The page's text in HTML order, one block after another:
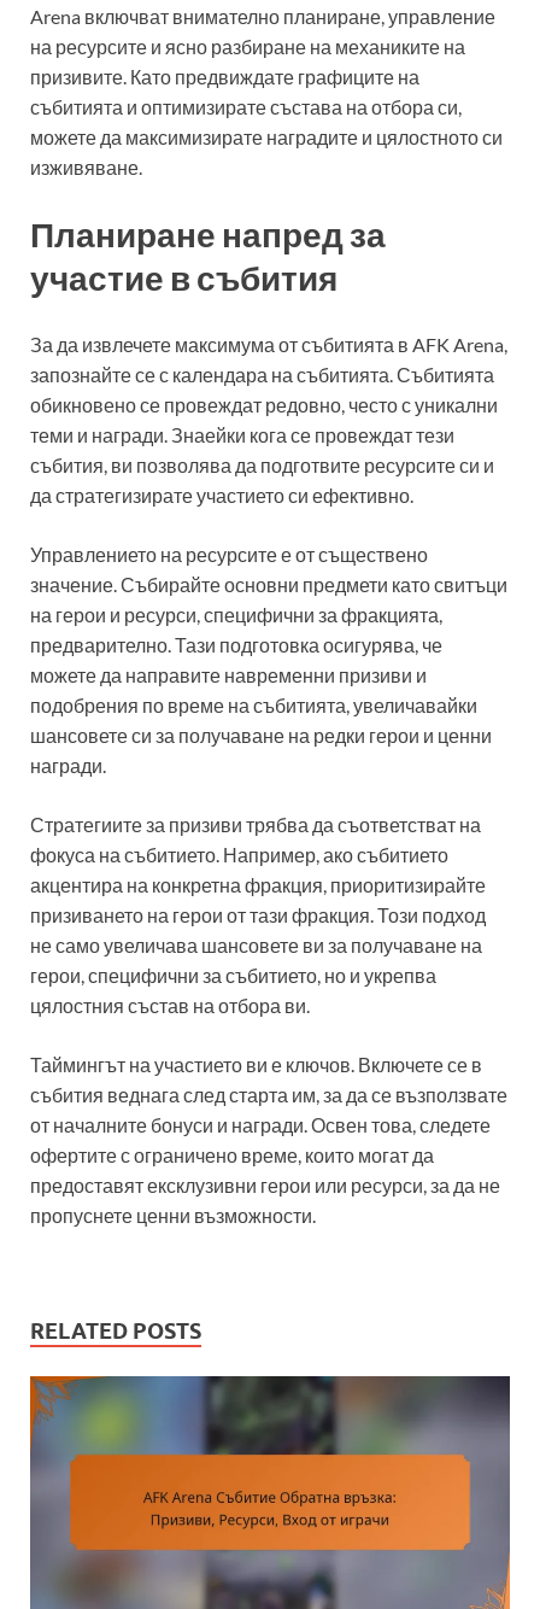
Arena включват внимателно планиране, управление
на ресурсите и ясно разбиране на механиките на
призивите. Като предвиждате графиците на
събитията и оптимизирате състава на отбора си,
можете да максимизирате наградите и цялостното си
изживяване.
Планиране напред за
участие в събития
За да извлечете максимума от събитията в AFK Arena,
запознайте се с календара на събитията. Събитията
обикновено се провеждат редовно, често с уникални
теми и награди. Знаейки кога се провеждат тези
събития, ви позволява да подготвите ресурсите си и
да стратегизирате участието си ефективно.
Управлението на ресурсите е от съществено
значение. Събирайте основни предмети като свитъци
на герои и ресурси, специфични за фракцията,
предварително. Тази подготовка осигурява, че
можете да направите навременни призиви и
подобрения по време на събитията, увеличавайки
шансовете си за получаване на редки герои и ценни
награди.
Стратегиите за призиви трябва да съответстват на
фокуса на събитието. Например, ако събитието
акцентира на конкретна фракция, приоритизирайте
призиването на герои от тази фракция. Този подход
не само увеличава шансовете ви за получаване на
герои, специфични за събитието, но и укрепва
цялостния състав на отбора ви.
Таймингът на участието ви е ключов. Включете се в
събития веднага след старта им, за да се възползвате
от началните бонуси и награди. Освен това, следете
офертите с ограничено време, които могат да
предоставят ексклузивни герои или ресурси, за да не
пропуснете ценни възможности.
RELATED POSTS